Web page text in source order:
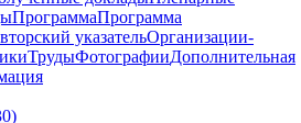
ПрограммаПрограмма
указательОрганизации-
ТрудыФотографииДополнительная